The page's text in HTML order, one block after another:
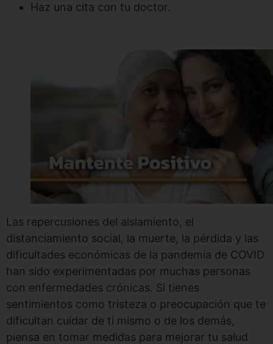
Haz una cita con tu doctor.
Las repercusiones del aislamiento, el
distanciamiento social, la muerte, la pérdida y las
dificultades económicas de la pandemia de COVID
han sido experimentadas por muchas personas
con enfermedades crónicas. Si tienes
sentimientos como tristeza o preocupación que te
dificultan cuidar de ti mismo o de los demás,
piensa en tomar medidas para mejorar tu salud